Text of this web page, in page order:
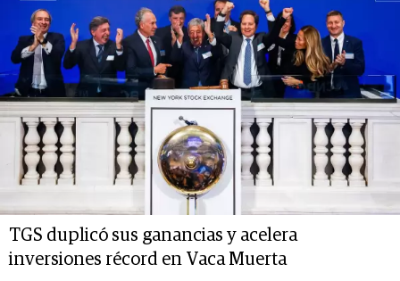
TGS duplicó sus ganancias y acelera
inversiones récord en Vaca Muerta